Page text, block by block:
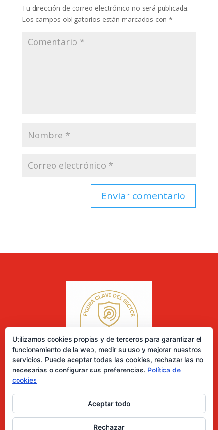
Tu dirección de correo electrónico no será publicada.
Los campos obligatorios están marcados con *
0 elementos
Utilizamos cookies propias y de terceros para garantizar el
funcionamiento de la web, medir su uso y mejorar nuestros
servicios. Puede aceptar todas las cookies, rechazar las no
necesarias o configurar sus preferencias. Política de
cookies
Aceptar todo
Rechazar